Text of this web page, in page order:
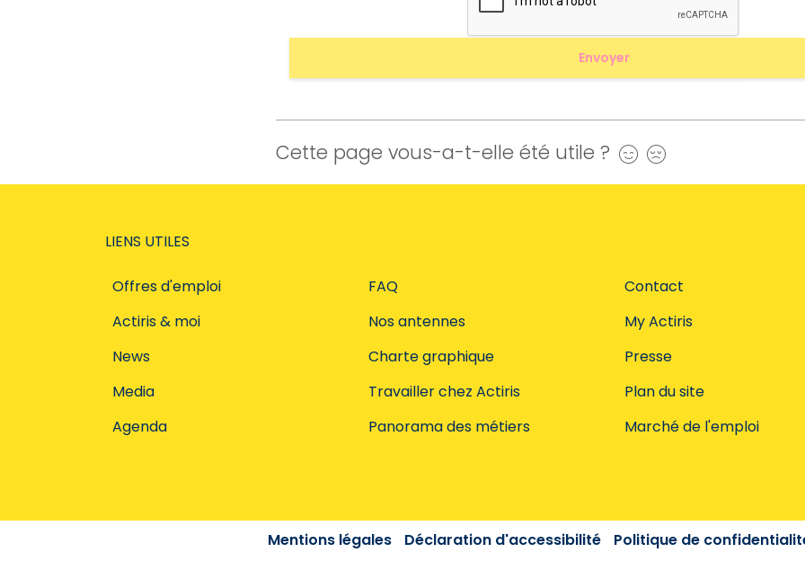
Cette page vous-a-t-elle été utile ? Oui
LIENS UTILES
Offres d'emploi
Actiris & moi
News
Media
Agenda
FAQ
Nos antennes
Charte graphique
Travailler chez Actiris
Panorama des métiers
Contact
My Actiris
Presse
Plan du site
Marché de l'emploi
Mentions légales Déclaration d'accessibilité Politique de